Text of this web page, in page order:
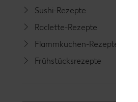
Sushi-Rezepte
Raclette-Rezepte
Flammkuchen-Rezepte
Frühstücksrezepte